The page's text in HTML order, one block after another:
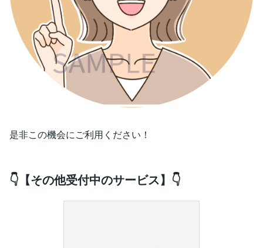
是非この機会にご利用ください！
👇【その他受付中のサービス】👇